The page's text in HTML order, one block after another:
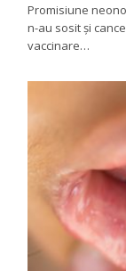
Promisiune
n-au sosit şi
vaccinare…